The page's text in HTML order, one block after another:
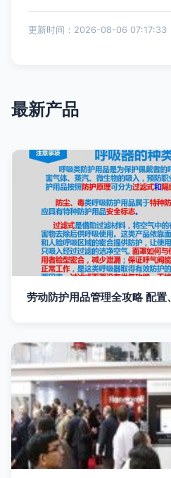
更新时间：2026-08-06 07:17:33
最新产品
劳动防护用品管理全攻略 配置